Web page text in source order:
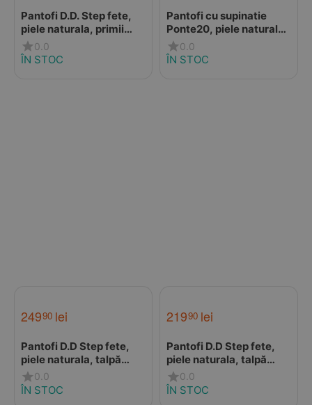
Pantofi D.D. Step fete,
piele naturala, primii
pași, talpa felxibilă,
fuchsia, design cu
0.0
ÎN STOC
Pantofi cu supinatie
Ponte20, piele naturala,
auriu
0.0
ÎN STOC
24990 lei
Pantofi D.D Step fete,
piele naturala, talpă
flexibilă, LED, crem cu
unicorn
0.0
ÎN STOC
21990 lei
Pantofi D.D Step fete,
piele naturala, talpă
flexibilă alb
0.0
ÎN STOC